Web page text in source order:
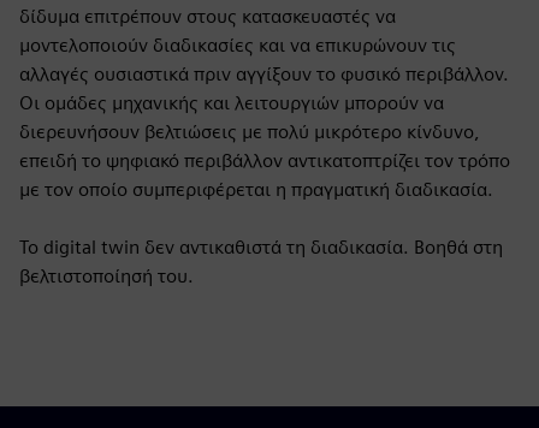
δίδυμα επιτρέπουν στους κατασκευαστές να
μοντελοποιούν διαδικασίες και να επικυρώνουν τις
αλλαγές ουσιαστικά πριν αγγίξουν το φυσικό περιβάλλον.
Οι ομάδες μηχανικής και λειτουργιών μπορούν να
διερευνήσουν βελτιώσεις με πολύ μικρότερο κίνδυνο,
επειδή το ψηφιακό περιβάλλον αντικατοπτρίζει τον τρόπο
με τον οποίο συμπεριφέρεται η πραγματική διαδικασία.
Το digital twin δεν αντικαθιστά τη διαδικασία. Βοηθά στη
βελτιστοποίησή του.